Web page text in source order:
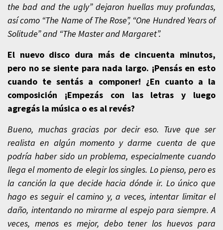
the bad and the ugly” dejaron huellas muy profundas,
así como “The Name of The Rose”, “One Hundred Years of
Solitude” and “The Master and Margaret”.
El nuevo disco dura más de cincuenta minutos,
pero no se siente para nada largo. ¡Pensás en esto
cuando te sentás a componer! ¿En cuanto a la
composición ¡Empezás con las letras y luego
agregás la música o es al revés?
Bueno, muchas gracias por decir eso. Tuve que ser
realista en algún momento y darme cuenta de que
podría haber sido un problema, especialmente cuando
llega el momento de elegir los singles. Lo pienso, pero es
la canción la que decide hacia dónde ir. Lo único que
hago es seguir el camino y, a veces, intentar limitar el
daño, intentando no mirarme al espejo para siempre. A
veces, menos es mejor, debo tener los huevos para